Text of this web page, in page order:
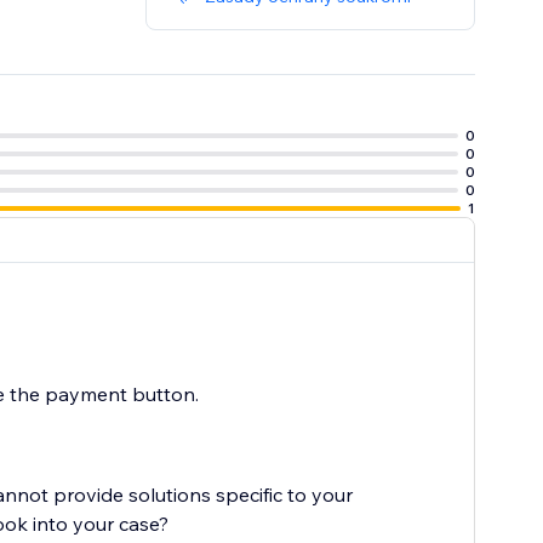
0
0
0
0
1
the payment button.
provide solutions specific to your
into your case?